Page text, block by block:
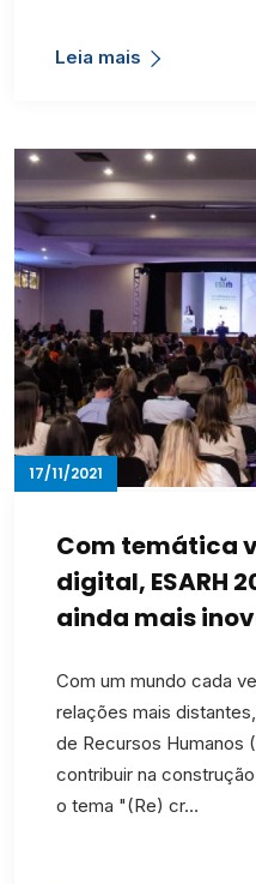
Leia mais
17/11/2021
Com temática
digital, ESARH
ainda mais
Com um mundo cada
relações mais
de Recursos Humanos
contribuir na
o tema "(Re) cr…